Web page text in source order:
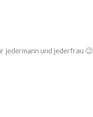
jedermann und jederfrau 😉